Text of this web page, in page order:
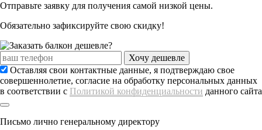
Отправьте заявку для получения самой низкой цены.
Обязательно зафиксируйте свою скидку!
Хочу дешевле
Оставляя свои контактные данные, я подтверждаю свое
совершеннолетие, согласие на обработку персональных данных
в соответствии с Политикой конфиденциальности данного сайта
Письмо лично генеральному директору